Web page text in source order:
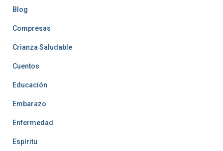
Blog
Compresas
Crianza Saludable
Cuentos
Educación
Embarazo
Enfermedad
Espíritu